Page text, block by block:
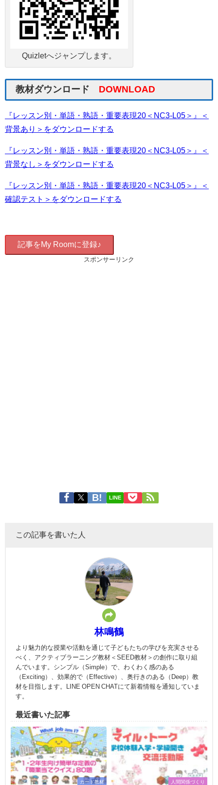
Quizletへジャンプします。
教材ダウンロード DOWNLOAD
『レッスン別・単語・熟語・重要表現20＜NC3-L05＞』＜
背景あり＞をダウンロードする
『レッスン別・単語・熟語・重要表現20＜NC3-L05＞』＜
背景なし＞をダウンロードする
『レッスン別・単語・熟語・重要表現20＜NC3-L05＞』＜
確認テスト＞をダウンロードする
記事をMy Roomに登録♪
スポンサーリンク
LINE
この記事を書いた人
林鳴鶴
より魅力的な授業や活動を通じて子どもたちの学びを充実させる
べく、アクティブラーニング教材＜SEED教材＞の創作に取り組
んでいます。シンプル（Simple）で、わくわく感のある
（Exciting）、効果的で（Effective）、奥行きのある（Deep）教
材を目指します。LINE OPEN CHATにて新着情報を通知していま
す。
最近書いた記事
カード教材 人間関係づくり